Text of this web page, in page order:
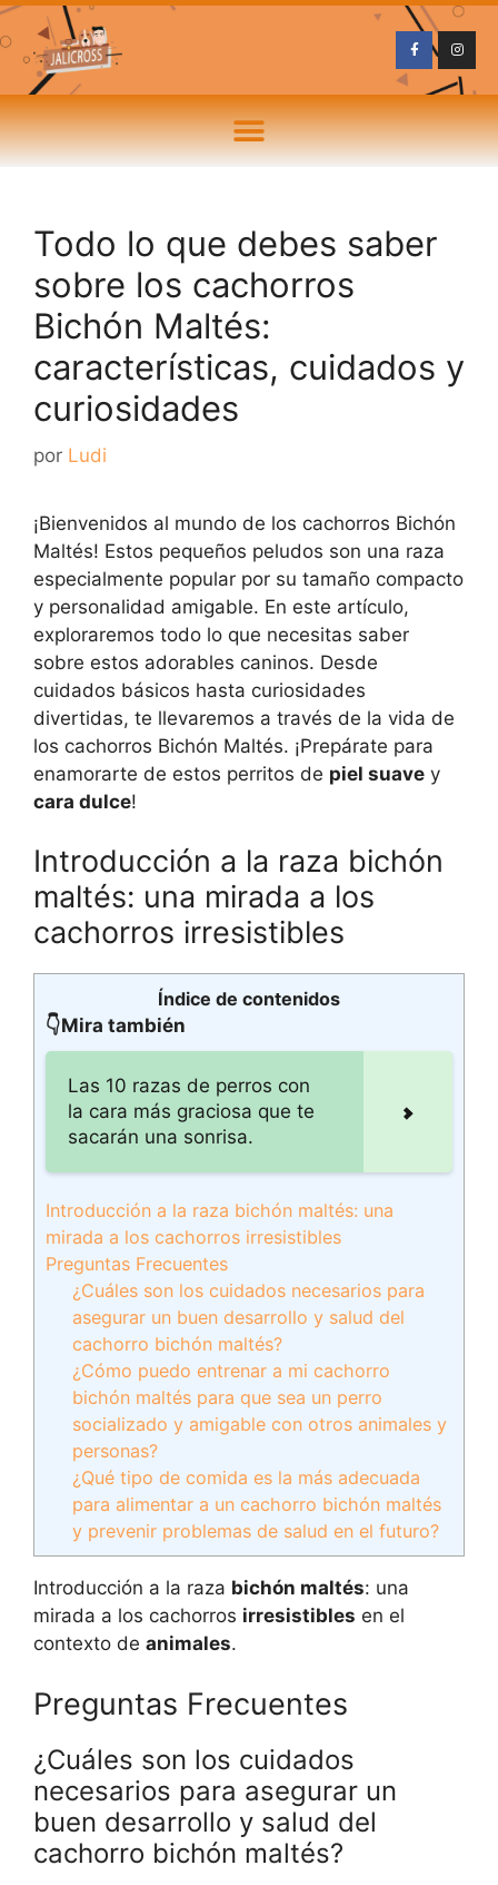
Todo lo que debes saber
sobre los cachorros
Bichón Maltés:
características, cuidados y
curiosidades
por Ludi
¡Bienvenidos al mundo de los cachorros Bichón
Maltés! Estos pequeños peludos son una raza
especialmente popular por su tamaño compacto
y personalidad amigable. En este artículo,
exploraremos todo lo que necesitas saber
sobre estos adorables caninos. Desde
cuidados básicos hasta curiosidades
divertidas, te llevaremos a través de la vida de
los cachorros Bichón Maltés. ¡Prepárate para
enamorarte de estos perritos de piel suave y
cara dulce!
Introducción a la raza bichón
maltés: una mirada a los
cachorros irresistibles
Índice de contenidos
👇Mira también
Las 10 razas de perros con
la cara más graciosa que te
sacarán una sonrisa.
Introducción a la raza bichón maltés: una
mirada a los cachorros irresistibles
Preguntas Frecuentes
¿Cuáles son los cuidados necesarios para
asegurar un buen desarrollo y salud del
cachorro bichón maltés?
¿Cómo puedo entrenar a mi cachorro
bichón maltés para que sea un perro
socializado y amigable con otros animales y
personas?
¿Qué tipo de comida es la más adecuada
para alimentar a un cachorro bichón maltés
y prevenir problemas de salud en el futuro?
Introducción a la raza bichón maltés: una
mirada a los cachorros irresistibles en el
contexto de animales.
Preguntas Frecuentes
¿Cuáles son los cuidados
necesarios para asegurar un
buen desarrollo y salud del
cachorro bichón maltés?